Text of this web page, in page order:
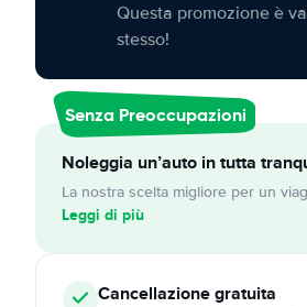
Questa promozione è
stesso!
Senza Preoccupazioni
Noleggia un’auto in tutta
La nostra scelta migliore per un
Leggi di più
Cancellazionegratuita